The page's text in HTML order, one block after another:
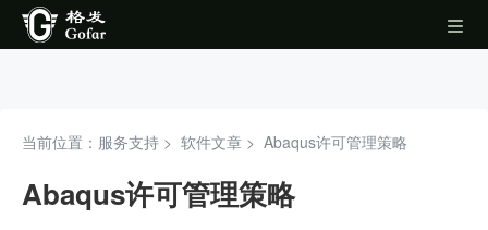
当前位置：服务支持 > 软件文章 > Abaqus许可管理策略
Abaqus许可管理策略